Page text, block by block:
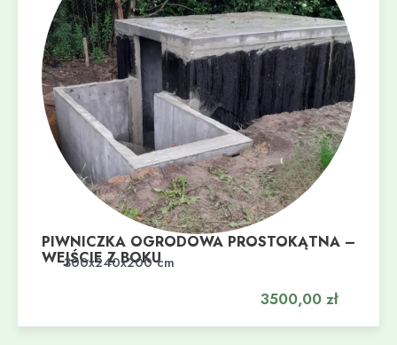
PIWNICZKA OGRODOWA PROSTOKĄTNA –
WEJŚCIE Z BOKU
300x240x200 cm
3500,00 zł
Dodaj do koszyka